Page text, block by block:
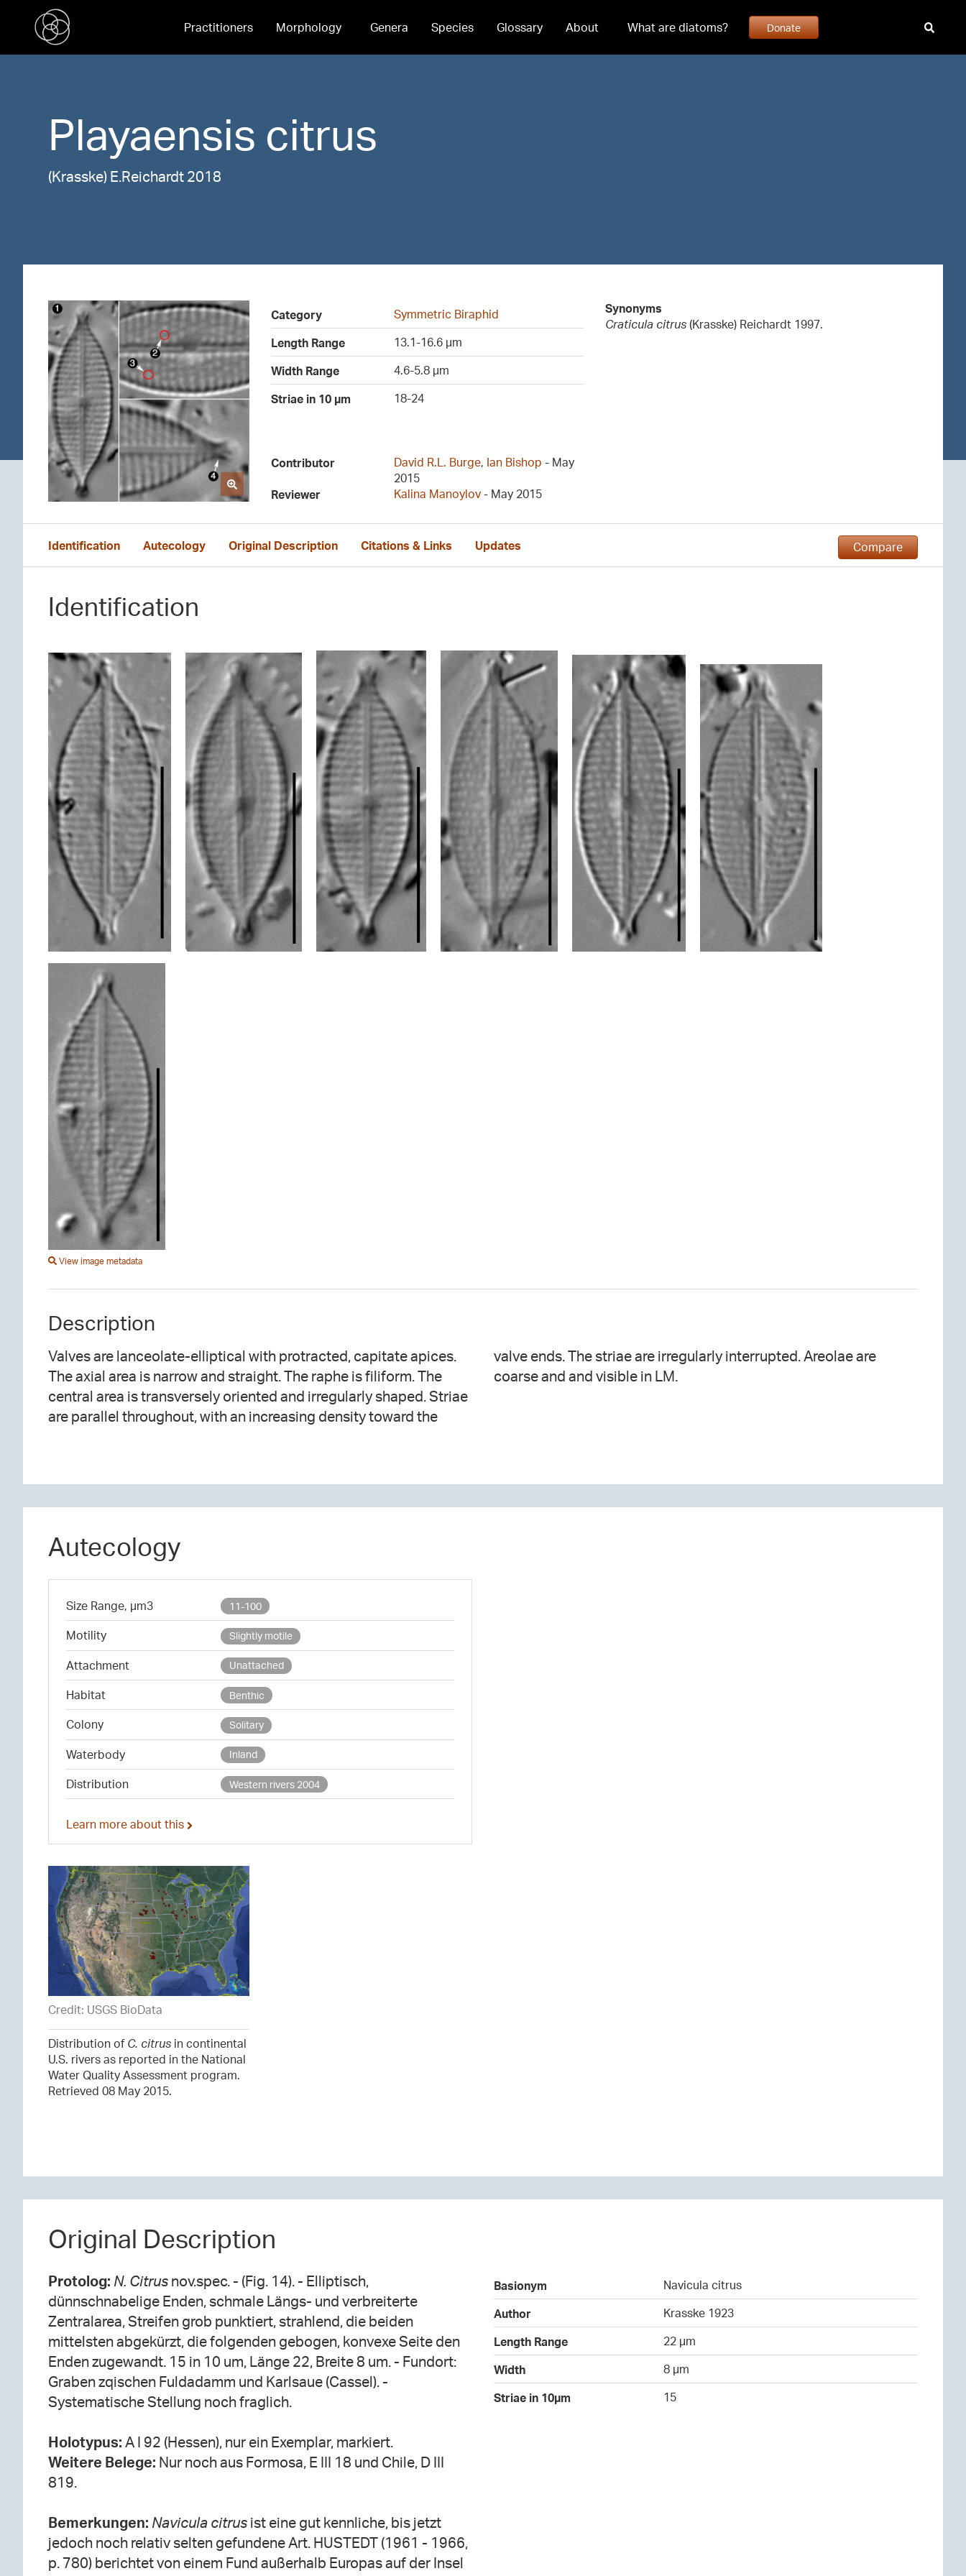
Practitioners Morphology Genera Species Glossary About What are diatoms? Donate
Playaensis citrus
(Krasske) E.Reichardt 2018
Category
Symmetric Biraphid
Length Range
13.1-16.6 µm
Width Range
4.6-5.8 µm
Striae in 10 µm
18-24
Synonyms
Craticula citrus (Krasske) Reichardt 1997.
Contributor David R.L. Burge, Ian Bishop - May
2015
Reviewer
Kalina Manoylov - May 2015
Compare
Identification Autecology Original Description Citations & Links Updates
Identification
View image metadata
Description
Valves are lanceolate-elliptical with protracted, capitate apices.
The axial area is narrow and straight. The raphe is filiform. The
central area is transversely oriented and irregularly shaped. Striae
are parallel throughout, with an increasing density toward the
valve ends. The striae are irregularly interrupted. Areolae are
coarse and and visible in LM.
Autecology
Size Range, µm3 11-100
Motility Slightly motile
Attachment Unattached
Habitat Benthic
Colony Solitary
Waterbody Inland
Distribution Western rivers 2004
Learn more about this
Credit: USGS BioData
Distribution of C. citrus in continental
U.S. rivers as reported in the National
Water Quality Assessment program.
Retrieved 08 May 2015.
Original Description
Protolog: N. Citrus nov.spec. - (Fig. 14). - Elliptisch,
dünnschnabelige Enden, schmale Längs- und verbreiterte
Zentralarea, Streifen grob punktiert, strahlend, die beiden
mittelsten abgekürzt, die folgenden gebogen, konvexe Seite den
Enden zugewandt. 15 in 10 um, Länge 22, Breite 8 um. - Fundort:
Graben zqischen Fuldadamm und Karlsaue (Cassel). -
Systematische Stellung noch fraglich.
Holotypus: A I 92 (Hessen), nur ein Exemplar, markiert.
Weitere Belege: Nur noch aus Formosa, E III 18 und Chile, D III
819.
Bemerkungen: Navicula citrus ist eine gut kennliche, bis jetzt
jedoch noch relativ selten gefundene Art. HUSTEDT (1961 - 1966,
p. 780) berichtet von einem Fund außerhalb Europas auf der Insel
Basionym
Navicula citrus
Author
Krasske 1923
Length Range
22 µm
Width
8 µm
Striae in 10µm
15